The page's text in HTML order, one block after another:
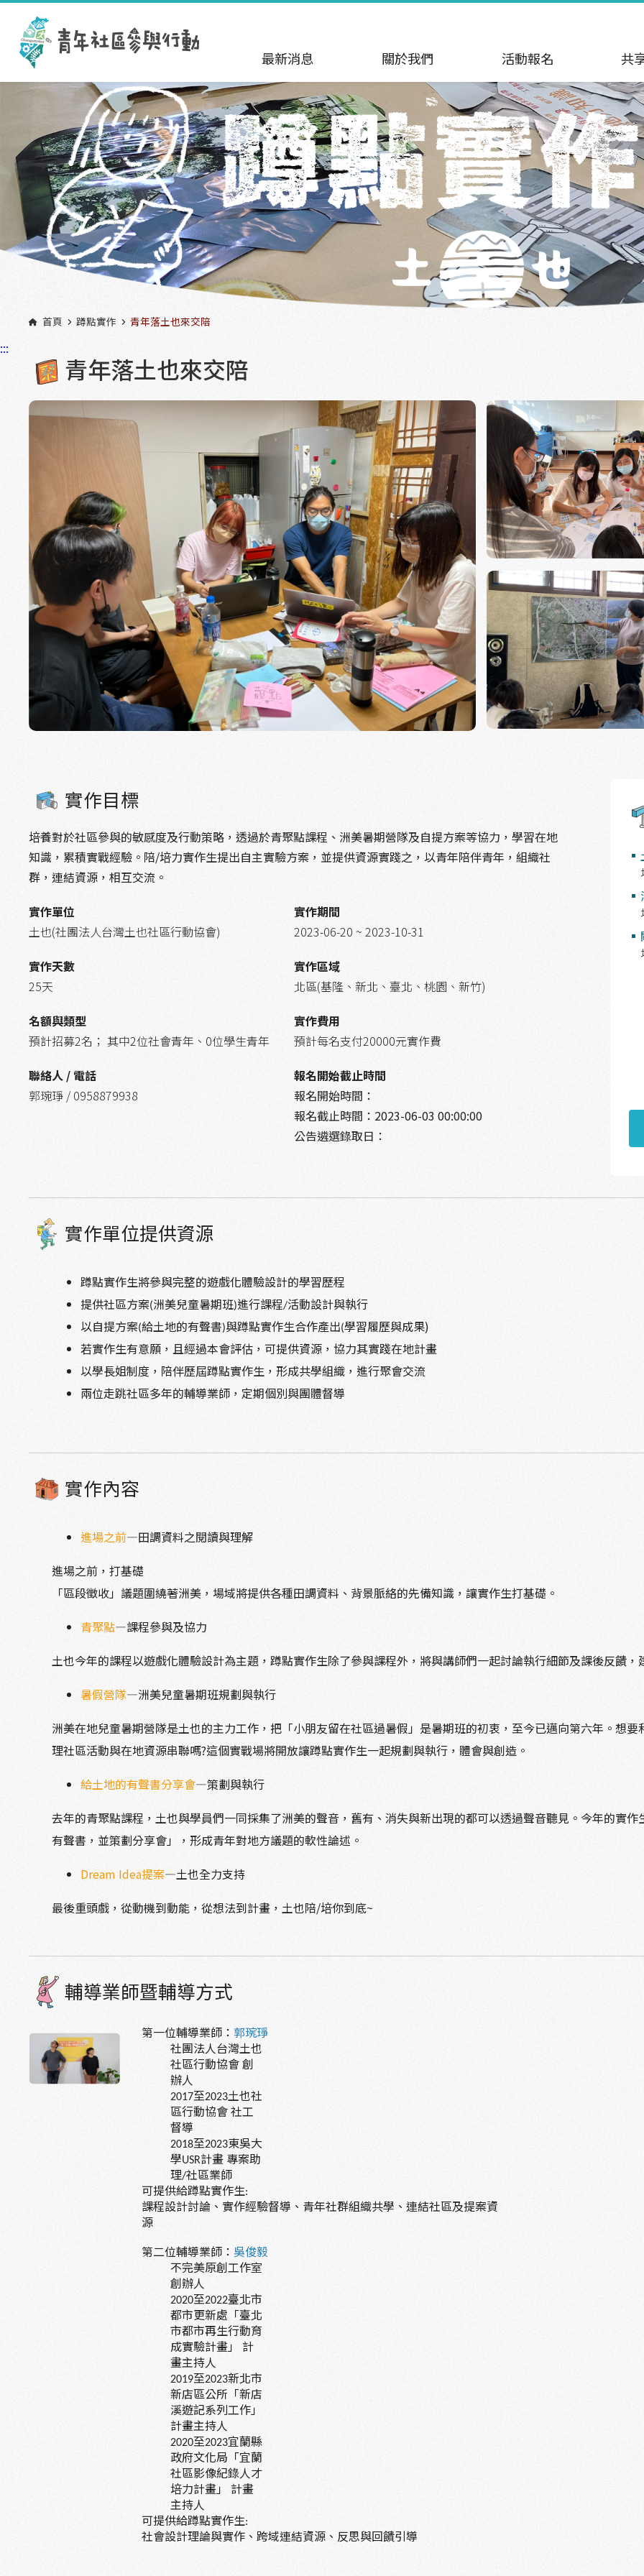
跳到主要內容區塊
最新消息 關於我們 活動報名 共
首頁 蹲點實作 青年落土也來交陪
:::
青年落土也來交陪
實作目標
培養對於社區參與的敏感度及行動策略，透過於青聚點課程、洲美暑期營隊及自提方案等協力，學習在地
知識，累積實戰經驗。陪/培力實作生提出自主實驗方案，並提供資源實踐之，以青年陪伴青年，組織社
群，連結資源，相互交流。
實作單位
土也(社團法人台灣土也社區行動協會)
實作期間
2023-06-20 ~ 2023-10-31
實作天數
25天
實作區域
北區(基隆、新北、臺北、桃園、新竹)
名額與類型
預計招募2名； 其中2位社會青年、0位學生青年
實作費用
預計每名支付20000元實作費
聯絡人 / 電話
郭琬琤 / 0958879938
報名開始截止時間
報名開始時間：
報名截止時間： 2023-06-03 00:00:00
公告遴選錄取日：
實作單位提供資源
蹲點實作生將參與完整的遊戲化體驗設計的學習歷程
提供社區方案(洲美兒童暑期班)進行課程/活動設計與執行
以自提方案(給土地的有聲書)與蹲點實作生合作產出(學習履歷與成果)
若實作生有意願，且經過本會評估，可提供資源，協力其實踐在地計畫
以學長姐制度，陪伴歷屆蹲點實作生，形成共學組織，進行聚會交流
兩位走跳社區多年的輔導業師，定期個別與團體督導
實作內容
進場之前—田調資料之閱讀與理解
進場之前，打基礎
「區段徵收」議題圍繞著洲美，場域將提供各種田調資料、背景脈絡的先備知識，讓實作生打基礎。
青聚點—課程參與及協力
土也今年的課程以遊戲化體驗設計為主題，蹲點實作生除了參與課程外，將與講師們一起討論執行細節及課後反饋
暑假營隊—洲美兒童暑期班規劃與執行
洲美在地兒童暑期營隊是土也的主力工作，把「小朋友留在社區過暑假」是暑期班的初衷，至今已邁向第六年。想
理社區活動與在地資源串聯嗎?這個實戰場將開放讓蹲點實作生一起規劃與執行，體會與創造。
給土地的有聲書分享會—策劃與執行
去年的青聚點課程，土也與學員們一同採集了洲美的聲音，舊有、消失與新出現的都可以透過聲音聽見。今年的實
有聲書，並策劃分享會」，形成青年對地方議題的軟性論述。
Dream Idea提案—土也全力支持
最後重頭戲，從動機到動能，從想法到計畫，土也陪/培你到底~
輔導業師暨輔導方式
第一位輔導業師： 郭琬琤
社團法人台灣土也
社區行動協會創
辦人
2017至2023土也社
區行動協會社工
督導
2018至2023東吳大
學USR計畫 專案助
理/社區業師
可提供給蹲點實作生:
課程設計討論、實作經驗督導、青年社群組織共學、連結社區及提案資
源
第二位輔導業師： 吳俊毅
不完美原創工作室
創辦人
2020至2022臺北市
都市更新處「臺北
市都市再生行動育
成實驗計畫」
計
畫主持人
2019至2023新北市
新店區公所「新店
溪遊記系列工作」
計畫主持人
2020至2023宜蘭縣
政府文化局「宜蘭
社區影像紀錄人才
培力計畫」
計畫
主持人
可提供給蹲點實作生:
社會設計理論與實作、跨域連結資源、反思與回饋引導